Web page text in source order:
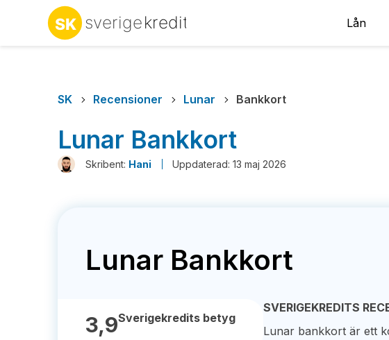
Lån
SK Recensioner Lunar Bankkort
Lunar Bankkort
Skribent: Hani Uppdaterad: 13 maj 2026
Lunar Bankkort
3,9Sverigekredits betyg
SVERIGEKREDITS
Lunar bankkort är ett